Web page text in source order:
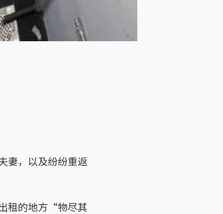
妻，以及纷纷重返
租的地方“物尽其